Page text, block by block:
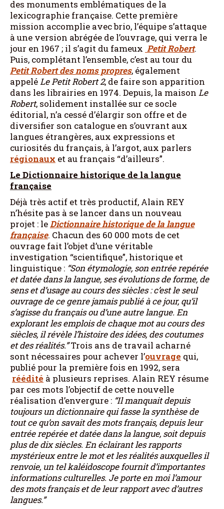
des monuments emblématiques de la
lexicographie française. Cette première
mission accomplie avec brio, l’équipe s’attaque
à une version abrégée de l’ouvrage, qui verra le
jour en 1967 ; il s’agit du fameux Petit Robert.
Puis, complétant l’ensemble, c’est au tour du
Petit Robert des noms propres, également
appeléLePetit Robert 2, de faire son apparition
dans les librairies en 1974. Depuis, la maison Le
Robert, solidement installée sur ce socle
éditorial, n’a cessé d’élargir son offre et de
diversifier son catalogue en s’ouvrant aux
langues étrangères, aux expressions et
curiosités du français, à l’argot, aux parlers
régionaux et au français “d’ailleurs”.
Le Dictionnaire historique de la langue
française
Déjà très actif et très productif, Alain REY
n’hésite pas à se lancer dans un nouveau
projet : leDictionnaire historique de la langue
française. Chacun des 60 000 mots de cet
ouvrage fait l’objet d’une véritable
investigation “scientifique”, historique et
linguistique : “Son étymologie, son entrée repérée
et datée dans la langue, ses évolutions de forme, de
sens et d’usage au cours des siècles : c’est le seul
ouvrage de ce genre jamais publié à ce jour, qu’il
s’agisse du français ou d’une autre langue. En
explorant les emplois de chaque mot au cours des
siècles, il révèle l’histoire des idées, des coutumes
et des réalités.”Trois ans de travail acharné
sont nécessaires pour achever l’ouvrage qui,
publié pour la première fois en 1992, sera
réédité à plusieurs reprises. Alain REY résume
par ces mots l’objectif de cette nouvelle
réalisation d’envergure : “Il manquait depuis
toujours un dictionnaire qui fasse la synthèse de
tout ce qu’on savait des mots français, depuis leur
entrée repérée et datée dans la langue, soit depuis
plus de dix siècles. En éclairant les rapports
mystérieux entre le mot et les réalités auxquelles il
renvoie, un tel kaléidoscope fournit d’importantes
informations culturelles. Je porte en moi l’amour
des mots français et de leur rapport avec d’autres
langues.”